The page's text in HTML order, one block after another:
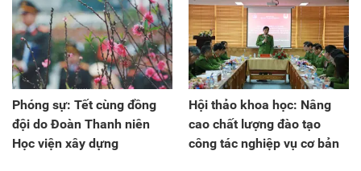
Phóng sự: Tết cùng đồng
đội do Đoàn Thanh niên
Học viện xây dựng
Hội thảo khoa học: Nâng
cao chất lượng đào tạo
công tác nghiệp vụ cơ bản